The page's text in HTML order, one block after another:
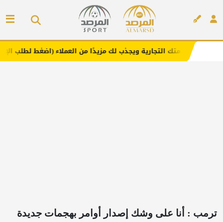
ويجذب لك مزيدًا من العملاء (اضغط لطلب الإعلان)
ترمب : أنا على وشك إصدار أوامر بهجمات جديدة